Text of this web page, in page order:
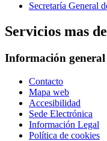
Secretaría General
Servicios mas
Información general
Contacto
Mapa web
Accesibilidad
Sede Electrónica
Información Legal
Política de cookies